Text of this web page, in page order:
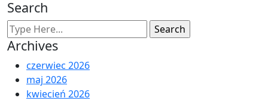
Search
Archives
czerwiec 2026
maj 2026
kwiecień 2026